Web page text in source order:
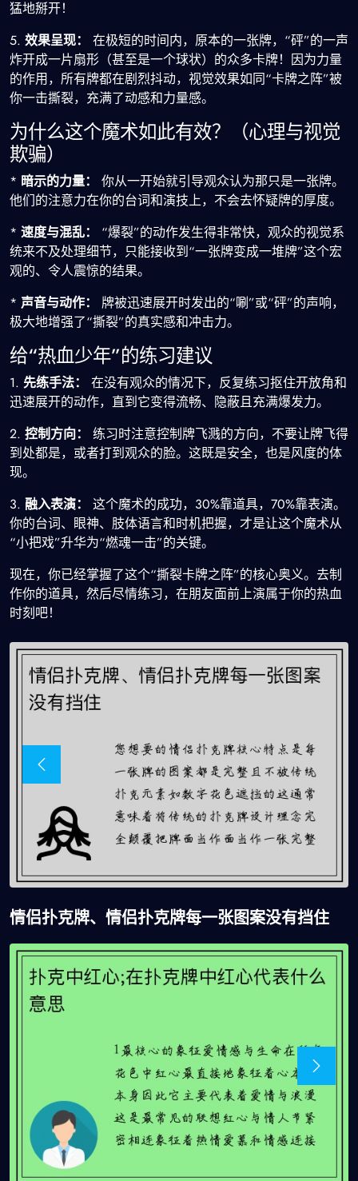
猛地掰开！
5. 效果呈现：
在极短的时间内，原本的一张牌，“砰”的一声
炸开成一片扇形（甚至是一个球状）的众多卡牌！因为力量
的作用，所有牌都在剧烈抖动，视觉效果如同“卡牌之阵”被
你一击撕裂，充满了动感和力量感。
为什么这个魔术如此有效？（心理与视觉
欺骗）
* 暗示的力量：
你从一开始就引导观众认为那只是一张牌。
他们的注意力在你的台词和演技上，不会去怀疑牌的厚度。
* 速度与混乱：
“爆裂”的动作发生得非常快，观众的视觉系
统来不及处理细节，只能接收到“一张牌变成一堆牌”这个宏
观的、令人震惊的结果。
* 声音与动作：
牌被迅速展开时发出的“唰”或“砰”的声响，
极大地增强了“撕裂”的真实感和冲击力。
给“热血少年”的练习建议
1. 先练手法：
在没有观众的情况下，反复练习抠住开放角和
迅速展开的动作，直到它变得流畅、隐蔽且充满爆发力。
2. 控制方向：
练习时注意控制牌飞溅的方向，不要让牌飞得
到处都是，或者打到观众的脸。这既是安全，也是风度的体
现。
3. 融入表演：
这个魔术的成功，30%靠道具，70%靠表演。
你的台词、眼神、肢体语言和时机把握，才是让这个魔术从
“小把戏”升华为“燃魂一击”的关键。
现在，你已经掌握了这个“撕裂卡牌之阵”的核心奥义。去制
作你的道具，然后尽情练习，在朋友面前上演属于你的热血
时刻吧！
情侣扑克牌、情侣扑克牌每一张图案没有挡住